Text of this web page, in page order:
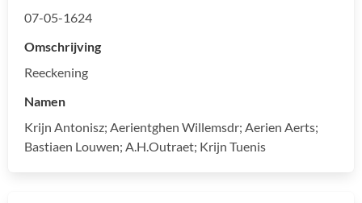
Activeer filter
07-05-1624
Omschrijving
Reeckening
Namen
Krijn Antonisz; Aerientghen Willemsdr; Aerien Aerts;
Bastiaen Louwen; A.H.Outraet; Krijn Tuenis